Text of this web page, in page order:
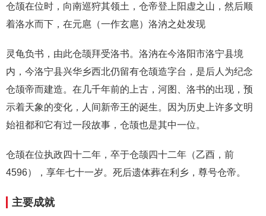
仓颉在位时，向南巡狩其领土，仓帝登上阳虚之山，然后顺
着洛水而下，在元扈（一作玄扈）洛汭之处发现
灵龟负书，由此仓颉拜受洛书。洛汭在今洛阳市洛宁县境
内，今洛宁县兴华乡西北仍留有仓颉造字台，是后人为纪念
仓颉帝而建造。在几千年前的上古，河图、洛书的出现，预
示着天象的变化，人间新帝王的诞生。因为历史上许多文明
始祖都和它有过一段故事，仓颉也是其中一位。
仓颉在位执政四十二年，卒于仓颉四十二年（乙酉，前
4596），享年七十一岁。死后遗体葬在利乡，尊号仓帝。
主要成就